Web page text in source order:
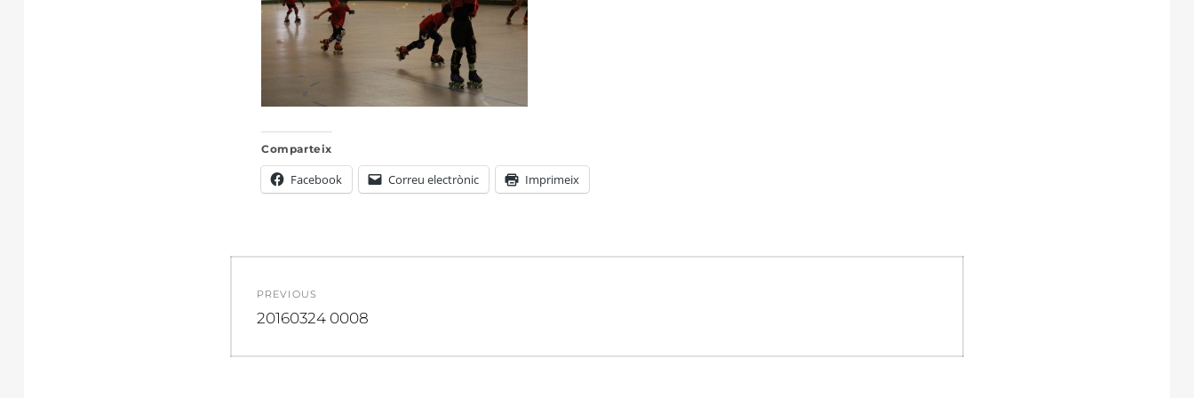
Comparteix
Facebook Correu electrònic Imprimeix
d'entrades
PREVIOUS
Previous
20160324 0008